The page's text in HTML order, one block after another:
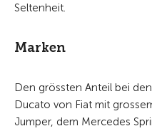
Seltenheit.
Marken
Den grössten Anteil bei
Ducato von Fiat mit
Jumper, dem Mercedes